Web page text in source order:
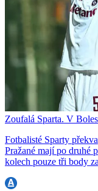
Zoufalá Sparta. V
Fotbalisté Sparty
Pražané mají po druhé
kolech pouze tři body